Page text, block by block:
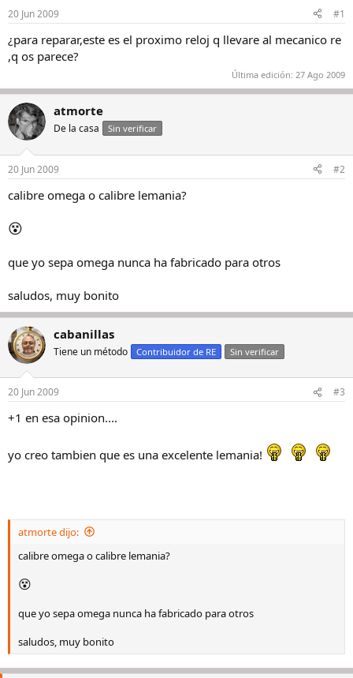
d
e
l
h
l
o
i
c
i
20 Jun 2009 #1
¿para reparar,este es el proximo reloj q llevare al mecanico re
,q os parece?
Última edición: 27 Ago 2009
atmorte
De la casa Sin verificar
20 Jun 2009 #2
calibre omega o calibre lemania?
😵
que yo sepa omega nunca ha fabricado para otros
saludos, muy bonito
cabanillas
Tiene un método Contribuidor de RE Sin verificar
20 Jun 2009 #3
+1 en esa opinion....
yo creo tambien que es una excelente lemania!
atmorte dijo:
calibre omega o calibre lemania?
😵
que yo sepa omega nunca ha fabricado para otros
saludos, muy bonito